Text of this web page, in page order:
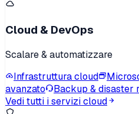
Cloud & DevOps
Scalare & automatizzare
Infrastruttura cloud
avanzato
Backup & disaster
Vedi tutti i servizi cloud